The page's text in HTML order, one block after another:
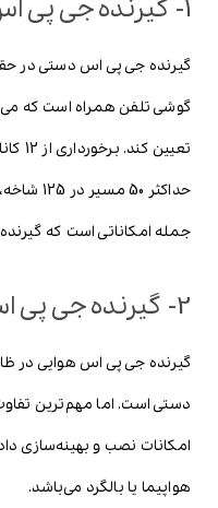
1- گیرنده جی پی اس دستی
گیرنده جی پی اس دستی در
جمله امکاناتی است که گیرنده GPS دستی در اختیار کاربر می‌گذارد.
2- گیرنده جی پی اس هوایی
گیرنده جی پی اس هوایی در
دستی است. اما مهم‌ترین
امکانات نصب و بهینه‌سازی
هواپیما یا بالگرد می‌باشد.